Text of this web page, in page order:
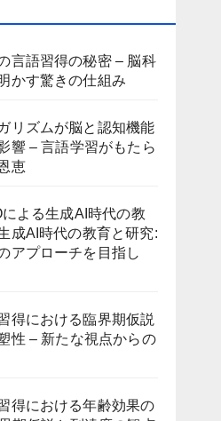
言語習得の秘密 – 脳科
かす驚きの仕組み
リズムが脳と認知機能
響 – 言語学習がもたら
恵
よる生成AI時代の教
成AI時代の教育と研究:
アプローチを目指し
得における臨界期仮説
性 – 新たな視点からの
得における年齢効果の